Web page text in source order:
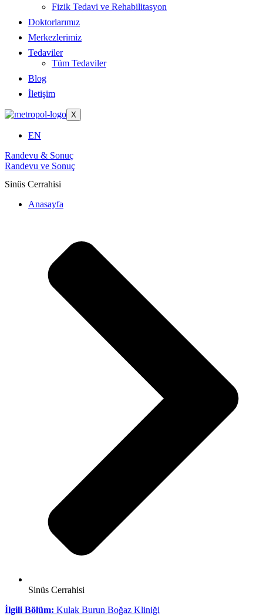
Fizik Tedavi ve Rehabilitasyon
Doktorlarımız
Merkezlerimiz
Tedaviler
Tüm Tedaviler
Blog
İletişim
X
EN
Randevu & Sonuç
Randevu ve Sonuç
Sinüs Cerrahisi
Anasayfa
Sinüs Cerrahisi
İlgili Bölüm: Kulak Burun Boğaz Kliniği